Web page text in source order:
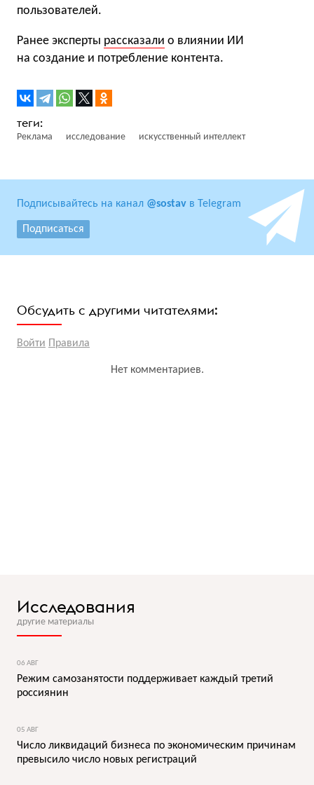
пользователей.
Ранее эксперты рассказали о влиянии ИИ
на создание и потребление контента.
Реклама исследование искусственный интеллект
Подписывайтесь на канал @sostav в Telegram
Подписаться
Обсудить с другими читателями:
Войти Правила
Нет комментариев.
Исследования
другие материалы
06 АВГ
Режим самозанятости поддерживает каждый третий
россиянин
05 АВГ
Число ликвидаций бизнеса по экономическим причинам
превысило число новых регистраций